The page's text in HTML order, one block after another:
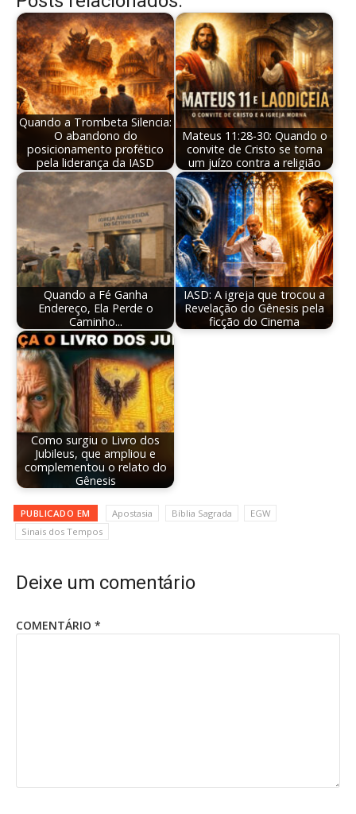
Quando a Trombeta Silencia:
O abandono do
posicionamento profético
pela liderança da IASD
Mateus 11:28-30: Quando o
convite de Cristo se torna
um juízo contra a religião
Quando a Fé Ganha
Endereço, Ela Perde o
Caminho...
IASD: A igreja que trocou a
Revelação do Gênesis pela
ficção do Cinema
Como surgiu o Livro dos
Jubileus, que ampliou e
complementou o relato do
Gênesis
PUBLICADO EM Apostasia Bíblia Sagrada
EGW
Sinais dos Tempos
Deixe um comentário
COMENTÁRIO *